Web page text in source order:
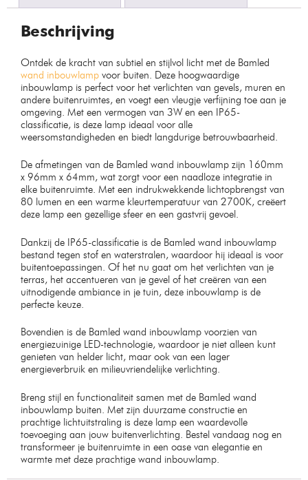
Beschrijving
Ontdek de kracht van subtiel en stijlvol licht met de Bamled
wand inbouwlamp voor buiten. Deze hoogwaardige
inbouwlamp is perfect voor het verlichten van gevels, muren en
andere buitenruimtes, en voegt een vleugje verfijning toe aan je
omgeving. Met een vermogen van 3W en een IP65-
classificatie, is deze lamp ideaal voor alle
weersomstandigheden en biedt langdurige betrouwbaarheid.
De afmetingen van de Bamled wand inbouwlamp zijn 160mm
x 96mm x 64mm, wat zorgt voor een naadloze integratie in
elke buitenruimte. Met een indrukwekkende lichtopbrengst van
80 lumen en een warme kleurtemperatuur van 2700K, creëert
deze lamp een gezellige sfeer en een gastvrij gevoel.
Dankzij de IP65-classificatie is de Bamled wand inbouwlamp
bestand tegen stof en waterstralen, waardoor hij ideaal is voor
buitentoepassingen. Of het nu gaat om het verlichten van je
terras, het accentueren van je gevel of het creëren van een
uitnodigende ambiance in je tuin, deze inbouwlamp is de
perfecte keuze.
Bovendien is de Bamled wand inbouwlamp voorzien van
energiezuinige LED-technologie, waardoor je niet alleen kunt
genieten van helder licht, maar ook van een lager
energieverbruik en milieuvriendelijke verlichting.
Breng stijl en functionaliteit samen met de Bamled wand
inbouwlamp buiten. Met zijn duurzame constructie en
prachtige lichtuitstraling is deze lamp een waardevolle
toevoeging aan jouw buitenverlichting. Bestel vandaag nog en
transformeer je buitenruimte in een oase van elegantie en
warmte met deze prachtige wand inbouwlamp.